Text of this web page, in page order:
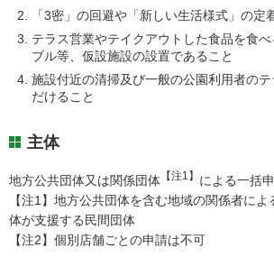
「3密」の回避や「新しい生活様式」の定
テラス営業やテイクアウトした食品を食
ブル等、仮設施設の設置であること
施設付近の清掃及び一般の公園利用者の
だけること
主体
地方公共団体又は関係団体 【注1】 による一括
【注1】地方公共団体を含む地域の関係者に
体が支援する民間団体
【注2】個別店舗ごとの申請は不可